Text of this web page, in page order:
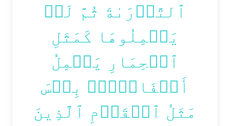
ٱلتَّوۡرَىٰةَ ثُمَّ لَمۡ
يَحۡمِلُوهَا كَمَثَلِ
ٱلۡحِمَارِ يَحۡمِلُ
أَسۡفَارَۢاۚ بِئۡسَ
مَثَلُ ٱلۡقَوۡمِ ٱلَّذِينَ